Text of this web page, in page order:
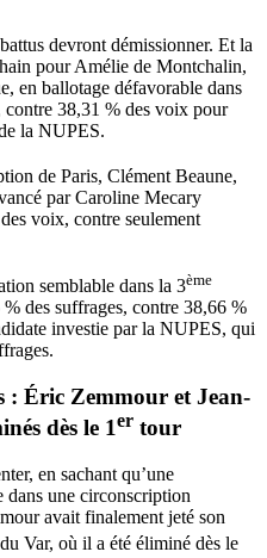
devront démissionner. Et la
pour Amélie de Montchalin,
en ballotage défavorable dans
contre 38,31 % des voix pour
la NUPES.
de Paris, Clément Beaune,
par Caroline Mecary
voix, contre seulement
semblable dans la 3ème
des suffrages, contre 38,66 %
investie par la NUPES, qui
: Éric Zemmour et Jean-
dès le 1er tour
en sachant qu’une
dans une circonscription
avait finalement jeté son
Var, où il a été éliminé dès le